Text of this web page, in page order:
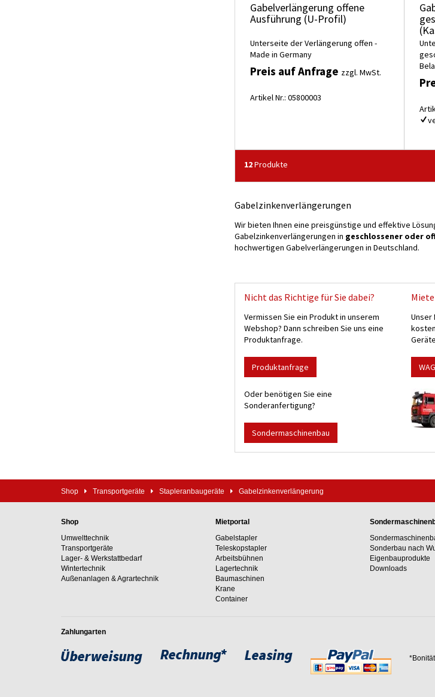
Gabelverlängerung offene
Ausführung (U-Profil)
Unterseite der Verlängerung offen -
Made in Germany
Preis auf Anfrage zzgl. MwSt.
Artikel Nr.: 05800003
12Produkte
Gabelzinkenverlängerungen
Wir bieten Ihnen eine preisgünstige und effektive
Gabelzinkenverlängerungen in geschlossener oder
hochwertigen Gabelverlängerungen in Deutschland.
Nicht das Richtige für Sie dabei?
Vermissen Sie ein Produkt in unserem
Webshop? Dann schreiben Sie uns eine
Produktanfrage.
Produktanfrage
Oder benötigen Sie eine
Sonderanfertigung?
Sondermaschinenbau
Shop Transportgeräte Stapleranbaugeräte Gabelzinkenverlängerung
Shop
Umwelttechnik
Transportgeräte
Lager- & Werkstattbedarf
Wintertechnik
Außenanlagen & Agrartechnik
Mietportal
Gabelstapler
Teleskopstapler
Arbeitsbühnen
Lagertechnik
Baumaschinen
Krane
Container
Sonderbau nach
Eigenbauprodukte
Downloads
Zahlungarten